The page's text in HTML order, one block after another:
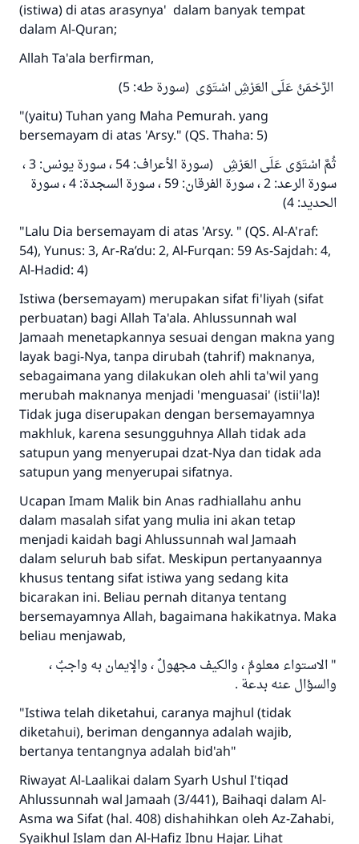
(istiwa) di atas arasynya' dalam banyak tempat
dalam Al-Quran;
Allah Ta'ala berfirman,
الرَّحْمَنُ عَلَى العَرْشِ اسْتَوَى (سورة طه: 5)
"(yaitu) Tuhan yang Maha Pemurah. yang
bersemayam di atas 'Arsy." (QS. Thaha: 5)
ثُمَّ اسْتَوَى عَلَى العَرْشِ (سورة الأعراف: 54 ، سورة يونس: 3 ،
سورة الرعد: 2 ، سورة الفرقان: 59 ، سورة السجدة: 4 ، سورة
الحديد: 4)
"Lalu Dia bersemayam di atas 'Arsy. " (QS. Al-A'raf:
54), Yunus: 3, Ar-Ra’du: 2, Al-Furqan: 59 As-Sajdah: 4,
Al-Hadid: 4)
Istiwa (bersemayam) merupakan sifat fi'liyah (sifat
perbuatan) bagi Allah Ta'ala. Ahlussunnah wal
Jamaah menetapkannya sesuai dengan makna yang
layak bagi-Nya, tanpa dirubah (tahrif) maknanya,
sebagaimana yang dilakukan oleh ahli ta'wil yang
merubah maknanya menjadi 'menguasai' (istii'la)!
Tidak juga diserupakan dengan bersemayamnya
makhluk, karena sesungguhnya Allah tidak ada
satupun yang menyerupai dzat-Nya dan tidak ada
satupun yang menyerupai sifatnya.
Ucapan Imam Malik bin Anas radhiallahu anhu
dalam masalah sifat yang mulia ini akan tetap
menjadi kaidah bagi Ahlussunnah wal Jamaah
dalam seluruh bab sifat. Meskipun pertanyaannya
khusus tentang sifat istiwa yang sedang kita
bicarakan ini. Beliau pernah ditanya tentang
bersemayamnya Allah, bagaimana hakikatnya. Maka
beliau menjawab,
" الاستواء معلومٌ ، والكيف مجهولٌ ، والإيمان به واجبٌ ،
والسؤال عنه بدعة .
"Istiwa telah diketahui, caranya majhul (tidak
diketahui), beriman dengannya adalah wajib,
bertanya tentangnya adalah bid'ah"
Riwayat Al-Laalikai dalam Syarh Ushul I'tiqad
Ahlussunnah wal Jamaah (3/441), Baihaqi dalam Al-
Asma wa Sifat (hal. 408) dishahihkan oleh Az-Zahabi,
Syaikhul Islam dan Al-Hafiz Ibnu Hajar. Lihat